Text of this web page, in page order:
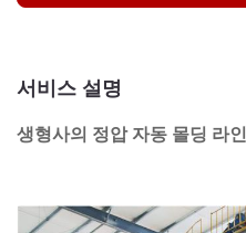
서비스 설명
생형사의 정압 자동 몰딩 라인